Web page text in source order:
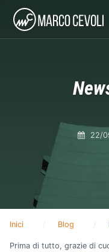
22/
Inici Blog
Prima di tutto, grazie di